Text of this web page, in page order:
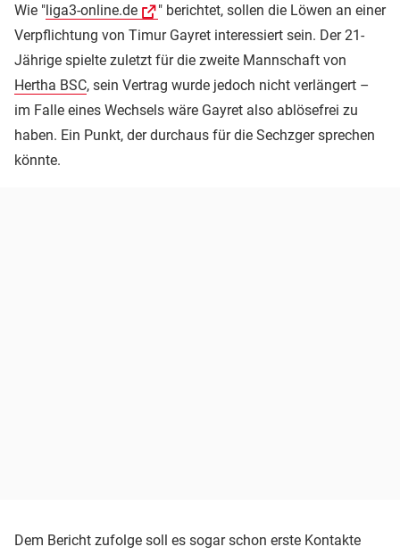
Wie "liga3-online.de
" berichtet, sollen die Löwen an einer
Verpflichtung von Timur Gayret interessiert sein. Der 21-
Jährige spielte zuletzt für die zweite Mannschaft von
Hertha BSC, sein Vertrag wurde jedoch nicht verlängert –
im Falle eines Wechsels wäre Gayret also ablösefrei zu
haben. Ein Punkt, der durchaus für die Sechzger sprechen
könnte.
Dem Bericht zufolge soll es sogar schon erste Kontakte